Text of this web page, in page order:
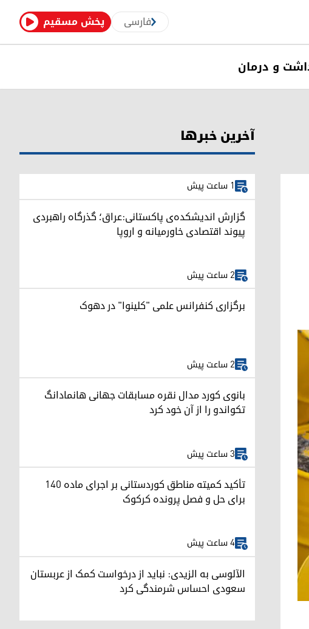
پخش مسقیم فارسی
و درمان
آخرین خبرها
1 ساعت پیش
گزارش اندیشکده‌ی پاکستانی:عراق؛ گذرگاه راهبردی
پیوند اقتصادی خاورمیانه و اروپا
2 ساعت پیش
برگزاری کنفرانس علمی "کلینوا" در دهوک
2 ساعت پیش
بانوی کورد مدال نقره مسابقات جهانی هانمادانگ
تکواندو را از آن خود کرد
3 ساعت پیش
تأکید کمیته مناطق کوردستانی بر اجرای ماده ۱۴۰
برای حل و فصل پرونده کرکوک
4 ساعت پیش
الآلوسی به الزیدی: نباید از درخواست کمک از عربستان
سعودی احساس شرمندگی کرد